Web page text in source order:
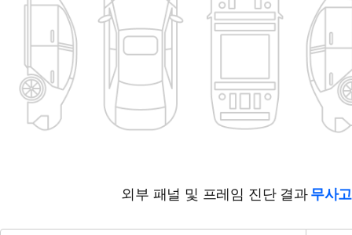
외부 패널 및 프레임 진단 결과 무사